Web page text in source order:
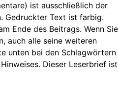
ist ausschließlich der
Gedruckter Text ist farbig.
Ende des Beitrags. Wenn Sie
auch alle seine weiteren
unten bei den Schlagwörtern
Dieser Leserbrief ist